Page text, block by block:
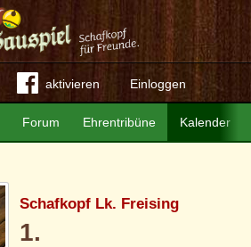
aktivieren Einloggen
Forum Ehrentribüne Kalender
Schafkopf Lk. Freising
1.